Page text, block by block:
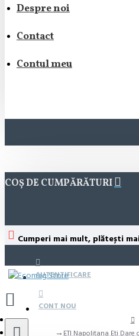
Despre noi
Contact
Contul meu
COȘ DE CUMPĂRĂTURI
Cumperi mai mult, plătești
AUTENTIFICARE
CONT NOU
ETI Napolitana Eti Dare